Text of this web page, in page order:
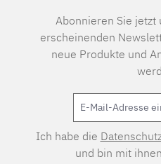
Abonnieren Sie
erscheinenden
neue Produkte und
Ich habe die
und bin mit